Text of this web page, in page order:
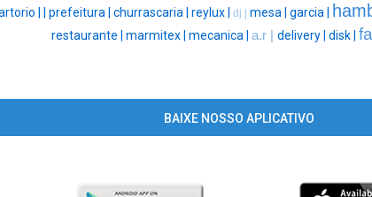
| prefeitura | churrascaria | reylux | dj | mesa | garcia |
restaurante | marmitex | mecanica | a.r | delivery | disk |
BAIXE NOSSO APLICATIVO